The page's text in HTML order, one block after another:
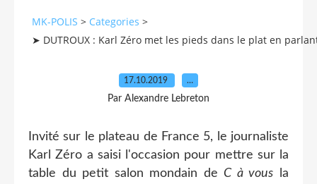
MK-POLIS > Categories >
➤ DUTROUX : Karl Zéro met les pieds dans le plat en
17.10.2019 …
Par Alexandre Lebreton
Invité sur le plateau de France 5, le journaliste
Karl Zéro a saisi l'occasion pour mettre sur la
table du petit salon mondain de C à vous la